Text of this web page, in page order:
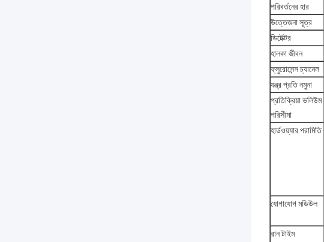
পরিবর্তনের হার
উত্তেজনা সূত্র
ডিটেক্টর
হালকা জীবন
ফ্লুরোসেন্স চ্যানেল
যন্ত্র প্রতি নমুনা
প্রতিক্রিয়া ভলিউম
পরিসীমা
হার্ডওয়্যার পরামিতি
যোগাযোগ মডিউল
রান টাইম